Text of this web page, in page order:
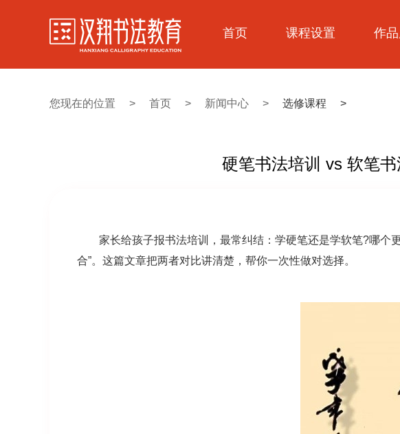
首页 课程设置 作
您现在的位置 > 首页 > 新闻中心 > 选修课程 >
硬笔书法培训 vs 软笔
家长给孩子报书法培训
，最常纠结：学硬笔还是学软笔?哪个
合”。这篇文章把两者对比讲清楚，帮你一次性做对选择。